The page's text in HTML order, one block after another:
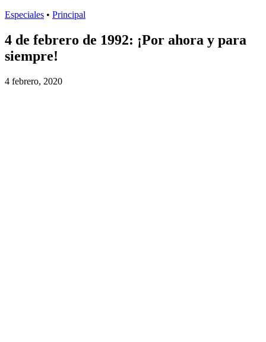
Especiales • Principal
4 de febrero de 1992: ¡Por ahora y para
siempre!
4 febrero, 2020